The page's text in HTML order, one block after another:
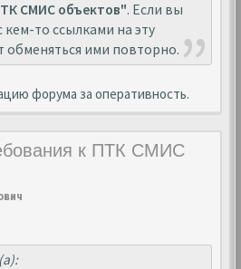
СМИС объектов". Если вы
то ссылками на эту
обменяться ими повторно.
форума за оперативность.
к ПТК СМИС